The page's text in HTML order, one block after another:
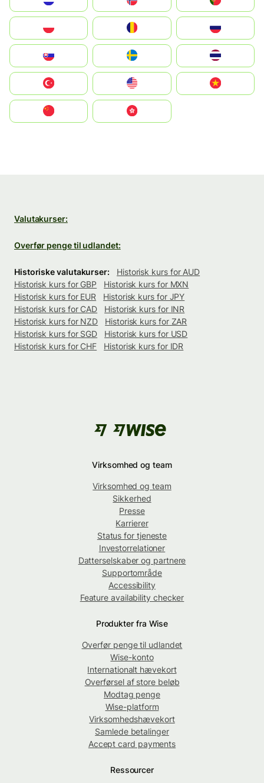
United States
中國香港特別行政區
Valutakurser:
Overfør penge til udlandet:
Historiske valutakurser:
Historisk kurs for AUD
Historisk kurs for GBP
Historisk kurs for MXN
Historisk kurs for EUR
Historisk kurs for JPY
Historisk kurs for CAD
Historisk kurs for INR
Historisk kurs for NZD
Historisk kurs for ZAR
Historisk kurs for SGD
Historisk kurs for USD
Historisk kurs for CHF
Historisk kurs for IDR
Virksomhed og team
Virksomhed og team
Sikkerhed
Presse
Karrierer
Status for tjeneste
Investorrelationer
Datterselskaber og partnere
Supportområde
Accessibility
Feature availability checker
Produkter fra Wise
Overfør penge til udlandet
Wise-konto
Internationalt hævekort
Overførsel af store beløb
Modtag penge
Wise-platform
Virksomhedshævekort
Samlede betalinger
Accept card payments
Ressourcer